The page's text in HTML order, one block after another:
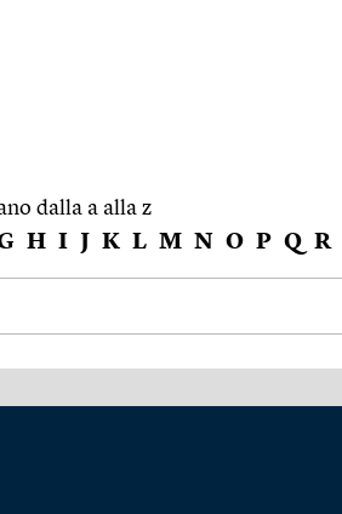
dalla a alla z
H I J K L M N O P Q R